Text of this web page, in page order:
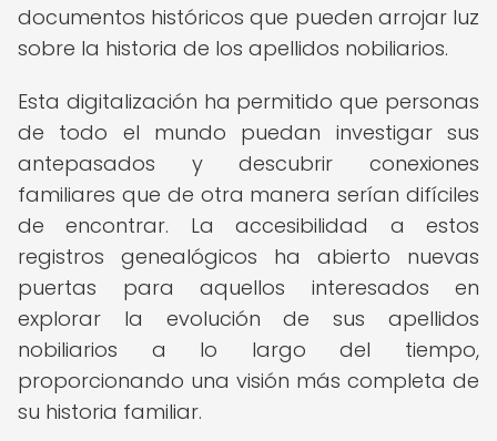
documentos históricos que pueden arrojar luz
sobre la historia de los apellidos nobiliarios.
Esta digitalización ha permitido que personas
de todo el mundo puedan investigar sus
antepasados y descubrir conexiones
familiares que de otra manera serían difíciles
de encontrar. La accesibilidad a estos
registros genealógicos ha abierto nuevas
puertas para aquellos interesados en
explorar la evolución de sus apellidos
nobiliarios a lo largo del tiempo,
proporcionando una visión más completa de
su historia familiar.